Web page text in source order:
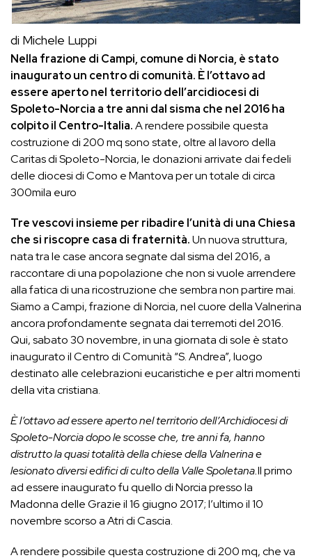
di Michele Luppi
Nella frazione di Campi, comune di Norcia, è stato
inaugurato un centro di comunità. È l’ottavo ad
essere aperto nel territorio dell’arcidiocesi di
Spoleto-Norcia a tre anni dal sisma che nel 2016 ha
colpito il Centro-Italia.A rendere possibile questa
costruzione di 200 mq sono state, oltre al lavoro della
Caritas di Spoleto-Norcia, le donazioni arrivate dai fedeli
delle diocesi di Como e Mantova per un totale di circa
300mila euro
Tre vescovi insieme per ribadire l’unità di una Chiesa
che si riscopre casa di fraternità.Un nuova struttura,
nata tra le case ancora segnate dal sisma del 2016, a
raccontare di una popolazione che non si vuole arrendere
alla fatica di una ricostruzione che sembra non partire mai.
Siamo a Campi, frazione di Norcia, nel cuore della Valnerina
ancora profondamente segnata dai terremoti del 2016.
Qui, sabato 30 novembre, in una giornata di sole è stato
inaugurato il Centro di Comunità “S. Andrea”, luogo
destinato alle celebrazioni eucaristiche e per altri momenti
della vita cristiana.
È l’ottavo ad essere aperto nel territorio dell’Archidiocesi di
Spoleto-Norcia dopo le scosse che, tre anni fa, hanno
distrutto la quasi totalità della chiese della Valnerina e
lesionato diversi edifici di culto della Valle Spoletana.Il primo
ad essere inaugurato fu quello di Norcia presso la
Madonna delle Grazie il 16 giugno 2017; l’ultimo il 10
novembre scorso a Atri di Cascia.
A rendere possibile questa costruzione di 200 mq, che va